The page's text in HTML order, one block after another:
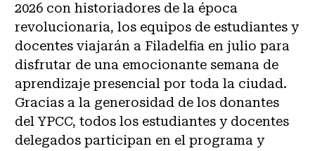
2026 con historiadores de la época
revolucionaria, los equipos de estudiantes y
docentes viajarán a Filadelfia en julio para
disfrutar de una emocionante semana de
aprendizaje presencial por toda la ciudad.
Gracias a la generosidad de los donantes
del YPCC, todos los estudiantes y docentes
delegados participan en el programa y